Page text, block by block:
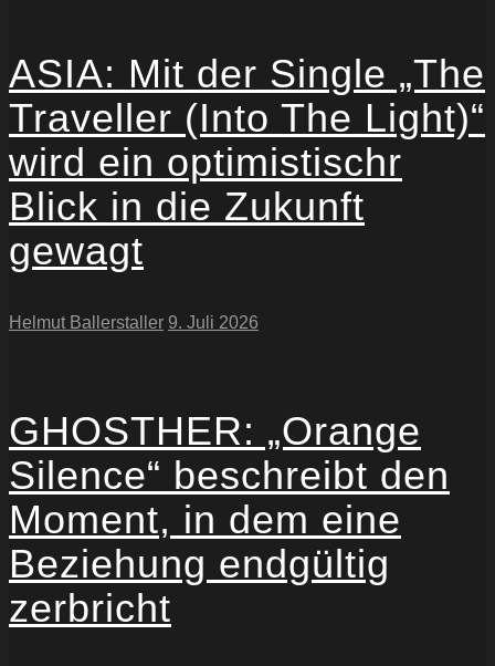
ASIA: Mit der Single „The
Traveller (Into The Light)“
wird ein optimistischr
Blick in die Zukunft
gewagt
Helmut Ballerstaller 9. Juli 2026
GHOSTHER: „Orange
Silence“ beschreibt den
Moment, in dem eine
Beziehung endgültig
zerbricht